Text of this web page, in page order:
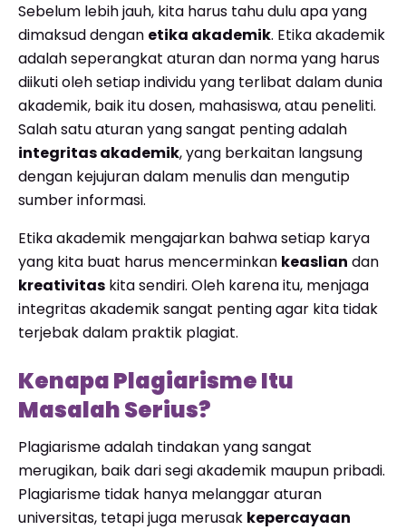
Sebelum lebih jauh, kita harus tahu dulu apa yang
dimaksud dengan etika akademik. Etika akademik
adalah seperangkat aturan dan norma yang harus
diikuti oleh setiap individu yang terlibat dalam dunia
akademik, baik itu dosen, mahasiswa, atau peneliti.
Salah satu aturan yang sangat penting adalah
integritas akademik, yang berkaitan langsung
dengan kejujuran dalam menulis dan mengutip
sumber informasi.
Etika akademik mengajarkan bahwa setiap karya
yang kita buat harus mencerminkan keaslian dan
kreativitas kita sendiri. Oleh karena itu, menjaga
integritas akademik sangat penting agar kita tidak
terjebak dalam praktik plagiat.
Kenapa Plagiarisme Itu
Masalah Serius?
Plagiarisme adalah tindakan yang sangat
merugikan, baik dari segi akademik maupun pribadi.
Plagiarisme tidak hanya melanggar aturan
universitas, tetapi juga merusak kepercayaan